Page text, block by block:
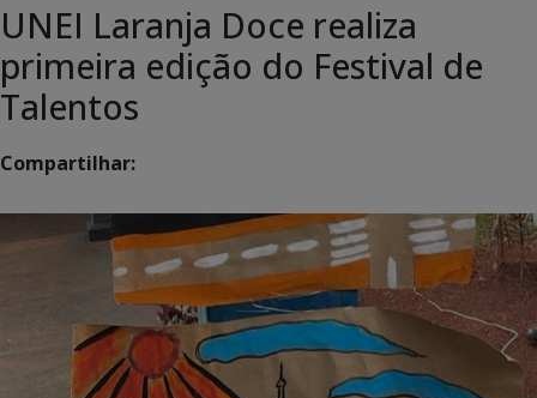
UNEI Laranja Doce realiza
primeira edição do Festival de
Talentos
Compartilhar: